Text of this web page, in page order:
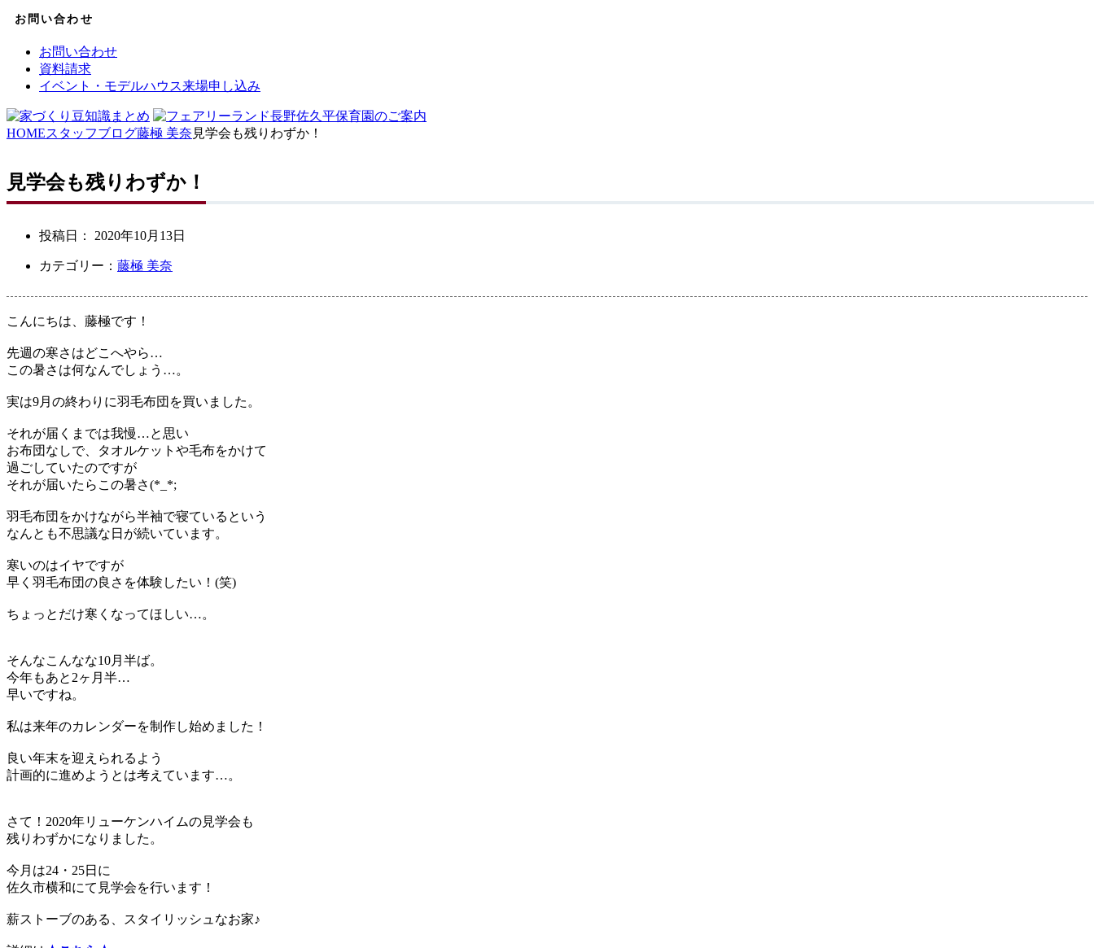
お問い合わせ
お問い合わせ
資料請求
イベント・モデルハウス来場申し込み
HOMEスタッフブログ藤極 美奈 見学会も残りわずか！
見学会も残りわずか！
投稿日： 2020年10月13日
カテゴリー： 藤極 美奈
こんにちは、藤極です！
先週の寒さはどこへやら…
この暑さは何なんでしょう…。
実は9月の終わりに羽毛布団を買いました。
それが届くまでは我慢…と思い
お布団なしで、タオルケットや毛布をかけて
過ごしていたのですが
それが届いたらこの暑さ(*_*;
羽毛布団をかけながら半袖で寝ているという
なんとも不思議な日が続いています。
寒いのはイヤですが
早く羽毛布団の良さを体験したい！(笑)
ちょっとだけ寒くなってほしい…。
そんなこんなな10月半ば。
今年もあと2ヶ月半…
早いですね。
私は来年のカレンダーを制作し始めました！
良い年末を迎えられるよう
計画的に進めようとは考えています…。
さて！2020年リューケンハイムの見学会も
残りわずかになりました。
今月は24・25日に
佐久市横和にて見学会を行います！
薪ストーブのある、スタイリッシュなお家♪